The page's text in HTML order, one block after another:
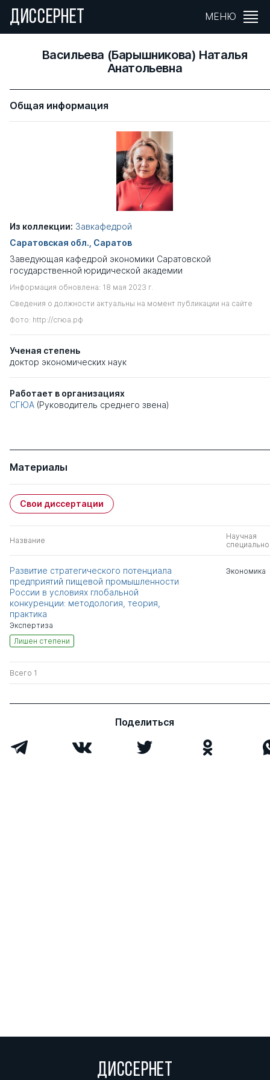
ДИССЕРНЕТ МЕНЮ
Васильева (Барышникова) Наталья
Анатольевна
Общая информация
Из коллекции: Завкафедрой
Саратовская обл., Саратов
Заведующая кафедрой экономики Саратовской
государственной юридической академии
Информация обновлена: 18 мая 2023 г.
Сведения о должности актуальны на момент публикации на сайте
Фото: http://сгюа.рф
Ученая степень
доктор экономических наук
Работает в организациях
СГЮА (Руководитель среднего звена)
Материалы
Свои диссертации
Название
Научная
Развитие стратегического потенциала
предприятий пищевой промышленности
России в условиях глобальной
конкуренции: методология, теория,
практика
Экспертиза
Лишен степени
Экономика
Всего 1
Поделиться
ДИССЕРНЕТ